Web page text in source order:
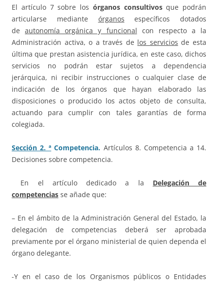
El artículo 7 sobre los órganos consultivosque podrán
articularse mediante órganos específicos dotados
deautonomía orgánica y funcional con respecto a la
Administración activa, o a través de los servicios de esta
última que prestan asistencia jurídica, en este caso, dichos
servicios no podrán estar sujetos a dependencia
jerárquica, ni recibir instrucciones o cualquier clase de
indicación de los órganos que hayan elaborado las
disposiciones o producido los actos objeto de consulta,
actuando para cumplir con tales garantías de forma
colegiada.
Sección 2. ª Competencia. Artículos 8. Competencia a 14.
Decisiones sobre competencia.
En el artículo dedicado a la Delegación de
competencias se añade que:
– En el ámbito de la Administración General del Estado, la
delegación de competencias deberá ser aprobada
previamente por el órgano ministerial de quien dependa el
órgano delegante.
-Y en el caso de los Organismos públicos o Entidades